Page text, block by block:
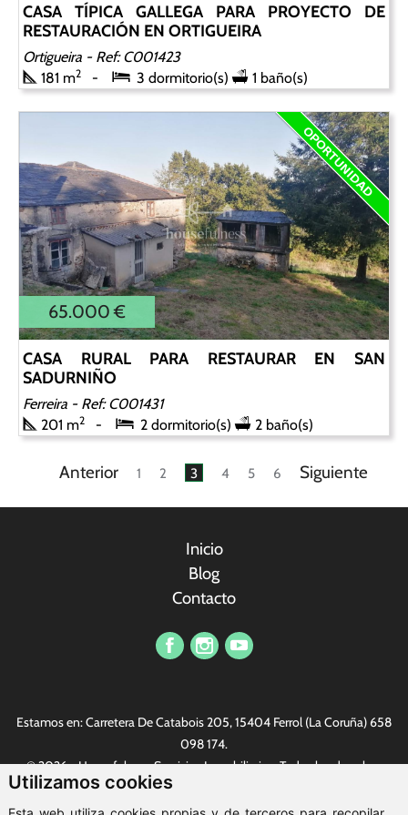
Utilizamos cookies
CASA TÍPICA GALLEGA PARA PROYECTO DE
RESTAURACIÓN EN ORTIGUEIRA
Ortigueira - Ref: C001423
181 m2 3 dormitorio(s) 1 baño(s)
65.000 €
CASA RURAL PARA RESTAURAR EN SAN
SADURNIÑO
Ferreira - Ref: C001431
201 m2 2 dormitorio(s) 2 baño(s)
Anterior 1 2 3 4 5 6 Siguiente
Inicio
Blog
Contacto
tjenestemenn kvalitetssikkerhetstjenester. Nylig kjørte vi en
serie konkurranser innen sikkerhet. Det finnes alle slags fine
gaver, den mest populære er
replika Rolex
. Alle er hjertelig
velkommen.
Estamos en: Carretera De Catabois 205, 15404 Ferrol (La Coruña) 658
098 174.
© 2026 - Housefulness Servicios Inmobiliarios. Todos los derechos
Aviso legal-Política de privacidad-Política de cookies-